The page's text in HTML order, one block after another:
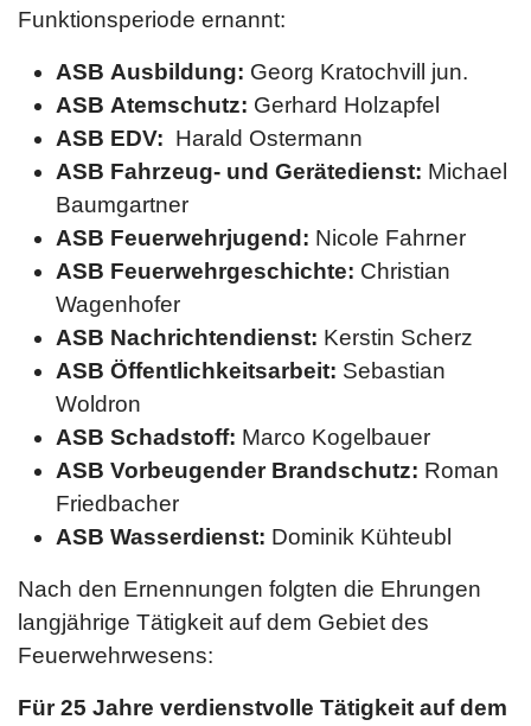
Funktionsperiode ernannt:
ASB Ausbildung: Georg Kratochvill jun.
ASB Atemschutz: Gerhard Holzapfel
ASB EDV: Harald Ostermann
ASB Fahrzeug- und Gerätedienst: Michael
Baumgartner
ASB Feuerwehrjugend: Nicole Fahrner
ASB Feuerwehrgeschichte: Christian
Wagenhofer
ASB Nachrichtendienst: Kerstin Scherz
ASB Öffentlichkeitsarbeit: Sebastian
Woldron
ASB Schadstoff: Marco Kogelbauer
ASB Vorbeugender Brandschutz: Roman
Friedbacher
ASB Wasserdienst: Dominik Kühteubl
Nach den Ernennungen folgten die Ehrungen
langjährige Tätigkeit auf dem Gebiet des
Feuerwehrwesens:
Für 25 Jahre verdienstvolle Tätigkeit auf dem